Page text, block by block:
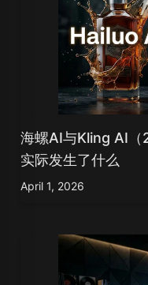
海螺AI与Kling AI（
实际发生了什么
April 1, 2026